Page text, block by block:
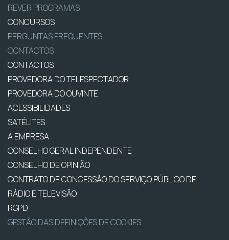
REVER PROGRAMAS
CONCURSOS
PERGUNTAS FREQUENTES
CONTACTOS
CONTACTOS
PROVEDORA DO TELESPECTADOR
PROVEDORA DO OUVINTE
ACESSIBILIDADES
SATÉLITES
A EMPRESA
CONSELHO GERAL INDEPENDENTE
CONSELHO DE OPINIÃO
CONTRATO DE CONCESSÃO DO SERVIÇO PÚBLICO DE
RÁDIO E TELEVISÃO
RGPD
GESTÃO DAS DEFINIÇÕES DE COOKIES